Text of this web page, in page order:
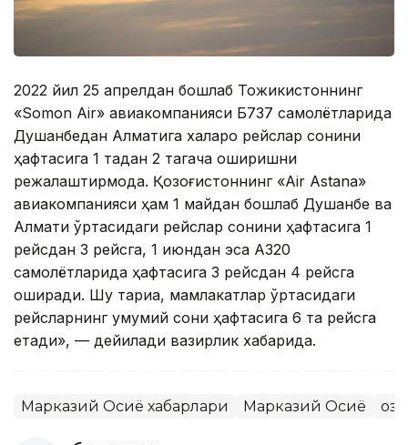
2022 йил 25 апрелдан бошлаб Тожикистоннинг
«Somon Air» авиакомпанияси Б737 самолётларида
Душанбедан Алматига халқаро рейслар сонини
ҳафтасига 1 тадан 2 тагача оширишни
режалаштирмоқда. Қозоғистоннинг «Air Astana»
авиакомпанияси ҳам 1 майдан бошлаб Душанбе ва
Алмати ўртасидаги рейслар сонини ҳафтасига 1
рейсдан 3 рейсга, 1 июндан эса А320
самолётларида ҳафтасига 3 рейсдан 4 рейсга
оширади. Шу тариқа, мамлакатлар ўртасидаги
рейсларнинг умумий сони ҳафтасига 6 та рейсга
етади», — дейилади вазирлик хабарида.
Марказий Осиё хабарлари Марказий Осиё